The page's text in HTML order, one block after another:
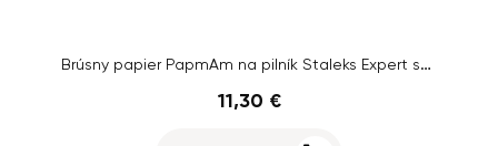
Brúsny papier PapmAm na pilník Staleks Expert so zrnitosťou 180, 7 m
11,30 €